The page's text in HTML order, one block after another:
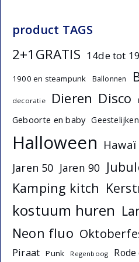
product TAGS
2+1GRATIS 14de tot
1900 en steampunk Ballonnen
decoratie Dieren Disco
Geboorte en baby Geestelijken
Halloween Hawaï
Jaren 50 Jaren 90
Kamping kitch
kostuum huren
Neon fluo
Piraat Punk Regenboog